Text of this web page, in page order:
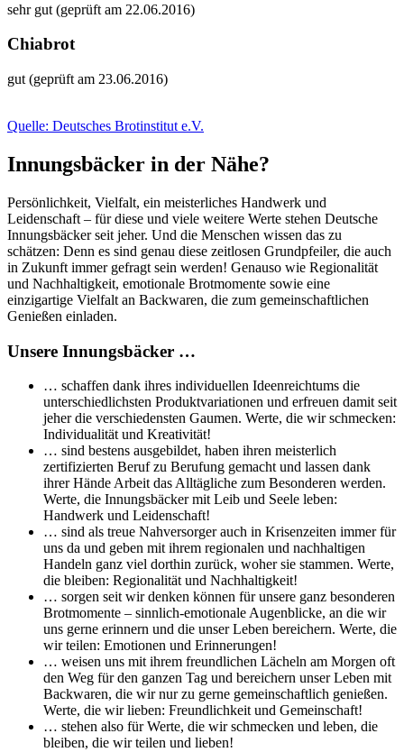
sehr gut (geprüft am 22.06.2016)
Chiabrot
gut (geprüft am 23.06.2016)
Quelle: Deutsches Brotinstitut e.V.
Innungsbäcker in der Nähe?
Persönlichkeit, Vielfalt, ein meisterliches Handwerk und
Leidenschaft – für diese und viele weitere Werte stehen Deutsche
Innungsbäcker seit jeher. Und die Menschen wissen das zu
schätzen: Denn es sind genau diese zeitlosen Grundpfeiler, die auch
in Zukunft immer gefragt sein werden! Genauso wie Regionalität
und Nachhaltigkeit, emotionale Brotmomente sowie eine
einzigartige Vielfalt an Backwaren, die zum gemeinschaftlichen
Genießen einladen.
Unsere Innungsbäcker …
… schaffen dank ihres individuellen Ideenreichtums die
unterschiedlichsten Produktvariationen und erfreuen damit seit
jeher die verschiedensten Gaumen. Werte, die wir schmecken:
Individualität und Kreativität!
… sind bestens ausgebildet, haben ihren meisterlich
zertifizierten Beruf zu Berufung gemacht und lassen dank
ihrer Hände Arbeit das Alltägliche zum Besonderen werden.
Werte, die Innungsbäcker mit Leib und Seele leben:
Handwerk und Leidenschaft!
… sind als treue Nahversorger auch in Krisenzeiten immer für
uns da und geben mit ihrem regionalen und nachhaltigen
Handeln ganz viel dorthin zurück, woher sie stammen. Werte,
die bleiben: Regionalität und Nachhaltigkeit!
… sorgen seit wir denken können für unsere ganz besonderen
Brotmomente – sinnlich-emotionale Augenblicke, an die wir
uns gerne erinnern und die unser Leben bereichern. Werte, die
wir teilen: Emotionen und Erinnerungen!
… weisen uns mit ihrem freundlichen Lächeln am Morgen oft
den Weg für den ganzen Tag und bereichern unser Leben mit
Backwaren, die wir nur zu gerne gemeinschaftlich genießen.
Werte, die wir lieben: Freundlichkeit und Gemeinschaft!
… stehen also für Werte, die wir schmecken und leben, die
bleiben, die wir teilen und lieben!